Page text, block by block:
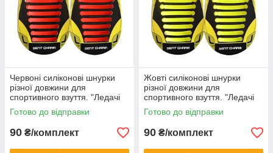
Червоні силіконові шнурки
різної довжини для
спортивного взуття. "Ледачі
шнурки". Гумові шнурки для
кросівок
Готово до відправки
90 ₴/комплект
Жовті силіконові шнурки
різної довжини для
спортивного взуття. "Ледачі
шнурки". Гумові шнурки для
кросівок
Готово до відправки
90 ₴/комплект